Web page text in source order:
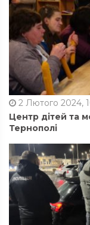
2 Лютого 2024,
Центр дітей та
Тернополі